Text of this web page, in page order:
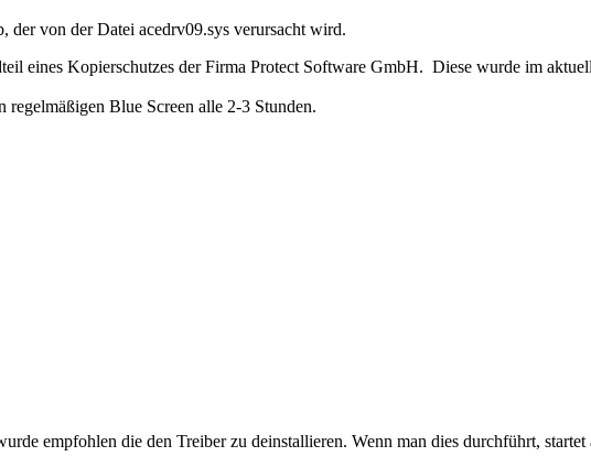
der von der Datei acedrv09.sys verursacht wird.
eines Kopierschutzes der Firma Protect Software GmbH. Diese wurde im
Blue Screen alle 2-3 Stunden.
empfohlen die den Treiber zu deinstallieren. Wenn man dies durchführt, startet